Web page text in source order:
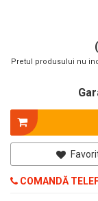
Pretul produsului nu
COMANDĂ